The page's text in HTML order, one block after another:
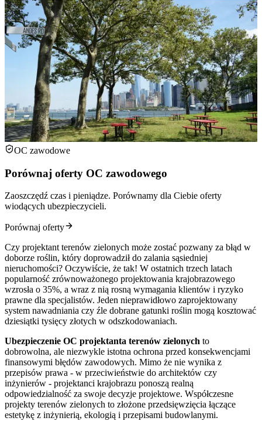
OC zawodowe
Porównaj oferty OC zawodowego
Zaoszczędź czas i pieniądze. Porównamy dla Ciebie oferty
wiodących ubezpieczycieli.
Porównaj oferty
Czy projektant terenów zielonych może zostać pozwany za błąd w
doborze roślin, który doprowadził do zalania sąsiedniej
nieruchomości? Oczywiście, że tak! W ostatnich trzech latach
popularność zrównoważonego projektowania krajobrazowego
wzrosła o 35%, a wraz z nią rosną wymagania klientów i ryzyko
prawne dla specjalistów. Jeden nieprawidłowo zaprojektowany
system nawadniania czy źle dobrane gatunki roślin mogą kosztować
dziesiątki tysięcy złotych w odszkodowaniach.
Ubezpieczenie OC projektanta terenów zielonych to
dobrowolna, ale niezwykle istotna ochrona przed konsekwencjami
finansowymi błędów zawodowych. Mimo że nie wynika z
przepisów prawa - w przeciwieństwie do architektów czy
inżynierów - projektanci krajobrazu ponoszą realną
odpowiedzialność za swoje decyzje projektowe. Współczesne
projekty terenów zielonych to złożone przedsięwzięcia łączące
estetykę z inżynierią, ekologią i przepisami budowlanymi.